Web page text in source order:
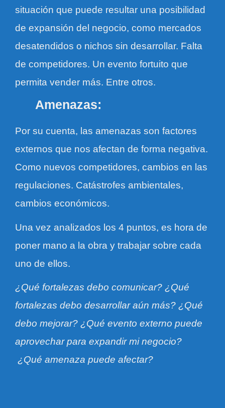
situación que puede resultar una posibilidad
de expansión del negocio, como mercados
desatendidos o nichos sin desarrollar. Falta
de competidores. Un evento fortuito que
permita vender más. Entre otros.
Amenazas:
Por su cuenta, las amenazas son factores
externos que nos afectan de forma negativa.
Como nuevos competidores, cambios en las
regulaciones. Catástrofes ambientales,
cambios económicos.
Una vez analizados los 4 puntos, es hora de
poner mano a la obra y trabajar sobre cada
uno de ellos.
¿Qué fortalezas debo comunicar? ¿Qué
fortalezas debo desarrollar aún más? ¿Qué
debo mejorar? ¿Qué evento externo puede
aprovechar para expandir mi negocio?
¿Qué amenaza puede afectar?